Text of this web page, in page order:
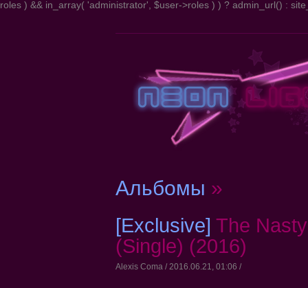
roles ) && in_array( 'administrator', $user->roles ) ) ? admin_url() :
Альбомы »
[Exclusive] The
(Single) (2016)
Alexis Coma / 2016.06.21, 01:06 /